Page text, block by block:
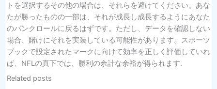
トを選択するその他の場合は、それらを避けてください。あな
たが勝ったものの一部は、それが成長し成長するようにあなた
のバンクロールに戻るはずです。ただし、データを確認しない
場合、賭けにそれを実装している可能性があります。スポーツ
ブックで設定されたマークに向けて効率を正しく評価していれ
ば、NFLの真下では、勝利の余計な余裕が得られます.
Related posts